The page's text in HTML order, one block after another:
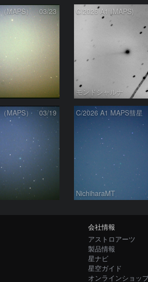
MAPS） 03/23 C/2026 A1 (MAPS)
モンドシャルナ
MAPS） 03/19
NichiharaMT
会社情報
アストロアーツ
製品情報
星ナビ
星空ガイド
オンラインショッ